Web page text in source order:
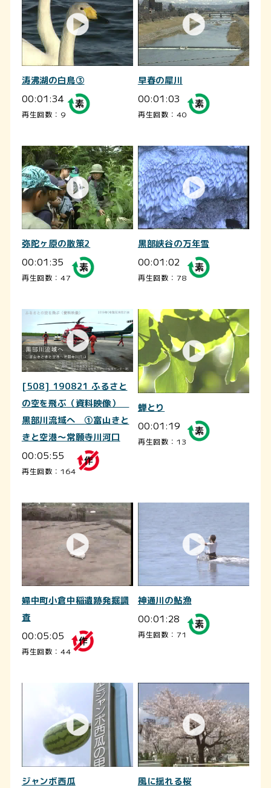
涛沸湖の白鳥③
00:01:34
再生回数：9
早春の犀川
00:01:03
再生回数：40
弥陀ヶ原の散策2
00:01:35
再生回数：47
黒部峡谷の万年雪
00:01:02
再生回数：78
[508] 190821 ふるさと
の空を飛ぶ（資料映像）
黒部川流域へ ①富山きと
きと空港～常願寺川河口
00:05:55
再生回数：164
蝉とり
00:01:19
再生回数：13
婦中町小倉中稲遺跡発掘調
査
00:05:05
再生回数：44
神通川の鮎漁
00:01:28
再生回数：71
ジャンボ西瓜 風に揺れる桜